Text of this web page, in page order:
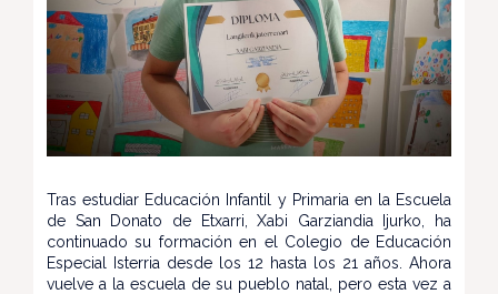
Tras estudiar Educación Infantil y Primaria en la Escuela
de San Donato de Etxarri, Xabi Garziandia Ijurko, ha
continuado su formación en el Colegio de Educación
Especial Isterria desde los 12 hasta los 21 años. Ahora
vuelve a la escuela de su pueblo natal, pero esta vez a